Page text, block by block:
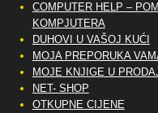
COMPUTER HELP –
KOMPJUTERA
DUHOVI U VAŠOJ KUĆI
MOJA PREPORUKA
MOJE KNJIGE U
NET- SHOP
OTKUPNE CIJENE